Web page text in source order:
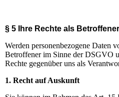
§ 5 Ihre Rechte als Betroffener
Werden personenbezogene Daten
Betroffener im Sinne der DSGVO
Rechte gegenüber uns als
1. Recht auf Auskunft